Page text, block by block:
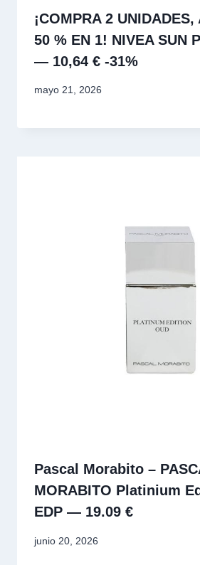
¡COMPRA 2
50 % EN 1! NIVEA SUN
— 10,64 € -31%
mayo 21, 2026
Pascal Morabito –
MORABITO Platinium
EDP — 19.09 €
junio 20, 2026